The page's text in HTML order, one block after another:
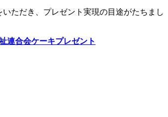
ただき、プレゼント実現の目途がたちまし
連合会ケーキプレゼント